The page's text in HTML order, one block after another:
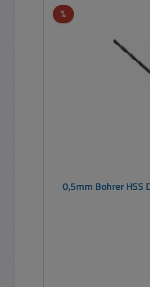
%Rabatt
0,5mm Bohrer HSS